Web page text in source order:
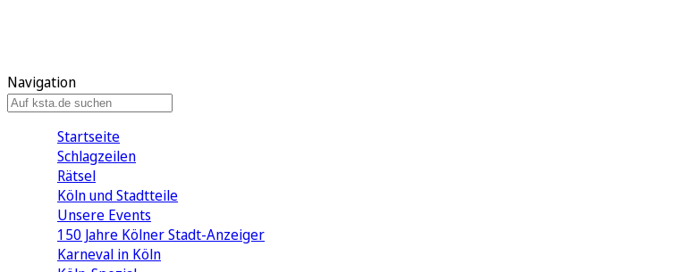
Navigation
Startseite
Schlagzeilen
Rätsel
Köln und Stadtteile
Unsere Events
150 Jahre Kölner Stadt-Anzeiger
Karneval in Köln